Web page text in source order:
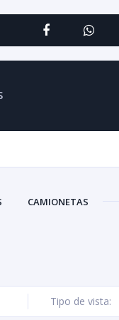
CAMIONETAS
Tipo de vista: